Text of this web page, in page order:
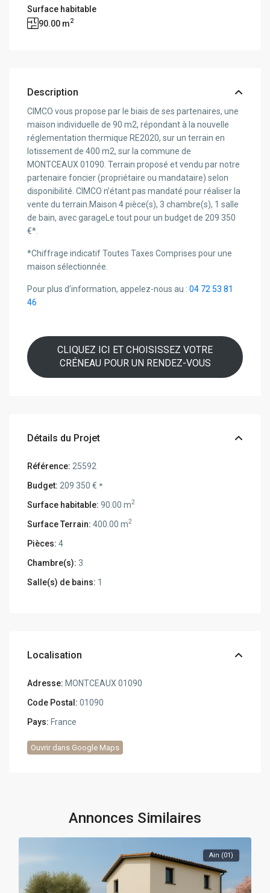
Surface habitable
90.00 m2
Description
CIMCO vous propose par le biais de ses partenaires, une
maison individuelle de 90 m2, répondant à la nouvelle
réglementation thermique RE2020, sur un terrain en
lotissement de 400 m2, sur la commune de
MONTCEAUX 01090. Terrain proposé et vendu par notre
partenaire foncier (propriétaire ou mandataire) selon
disponibilité. CIMCO n’étant pas mandaté pour réaliser la
vente du terrain.Maison 4 pièce(s), 3 chambre(s), 1 salle
de bain, avec garageLe tout pour un budget de 209 350
€*.
*Chiffrage indicatif Toutes Taxes Comprises pour une
maison sélectionnée.
Pour plus d’information, appelez-nous au :04 72 53 81
46
CLIQUEZ ICI ET CHOISISSEZ VOTRE
CRÉNEAU POUR UN RENDEZ-VOUS
Détails du Projet
Référence: 25592
Budget: 209 350 €*
Surface habitable: 90.00 m2
Surface Terrain: 400.00 m2
Pièces: 4
Chambre(s): 3
Salle(s) de bains: 1
Localisation
Adresse: MONTCEAUX 01090
Code Postal: 01090
Pays: France
Ouvrir dans Google Maps
Annonces Similaires
Ain (01)